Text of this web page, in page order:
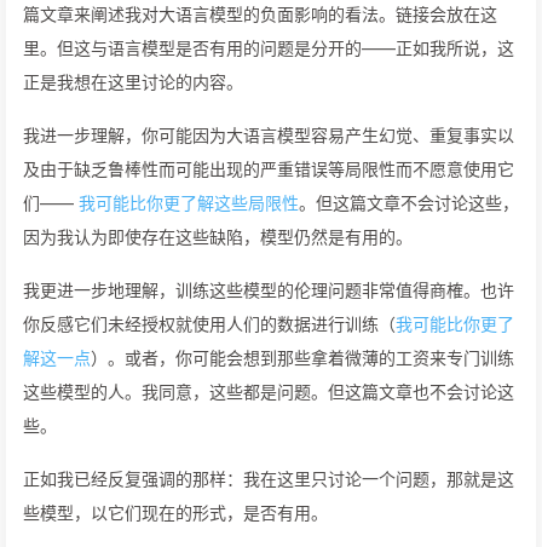
篇文章来阐述我对大语言模型的负面影响的看法。链接会放在这
里。但这与语言模型是否有用的问题是分开的——正如我所说，这
正是我想在这里讨论的内容。
我进一步理解，你可能因为大语言模型容易产生幻觉、重复事实以
及由于缺乏鲁棒性而可能出现的严重错误等局限性而不愿意使用它
们—— 我可能比你更了解这些局限性。但这篇文章不会讨论这些，
因为我认为即使存在这些缺陷，模型仍然是有用的。
我更进一步地理解，训练这些模型的伦理问题非常值得商榷。也许
你反感它们未经授权就使用人们的数据进行训练（我可能比你更了
解这一点）。或者，你可能会想到那些拿着微薄的工资来专门训练
这些模型的人。我同意，这些都是问题。但这篇文章也不会讨论这
些。
正如我已经反复强调的那样：我在这里只讨论一个问题，那就是这
些模型，以它们现在的形式，是否有用。